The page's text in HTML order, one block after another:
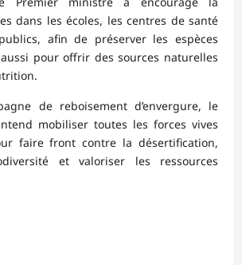
dans les écoles, les centres de santé
afin de préserver les espèces
pour offrir des sources naturelles
de reboisement d’envergure, le
mobiliser toutes les forces vives
faire front contre la désertification,
et valoriser les ressources